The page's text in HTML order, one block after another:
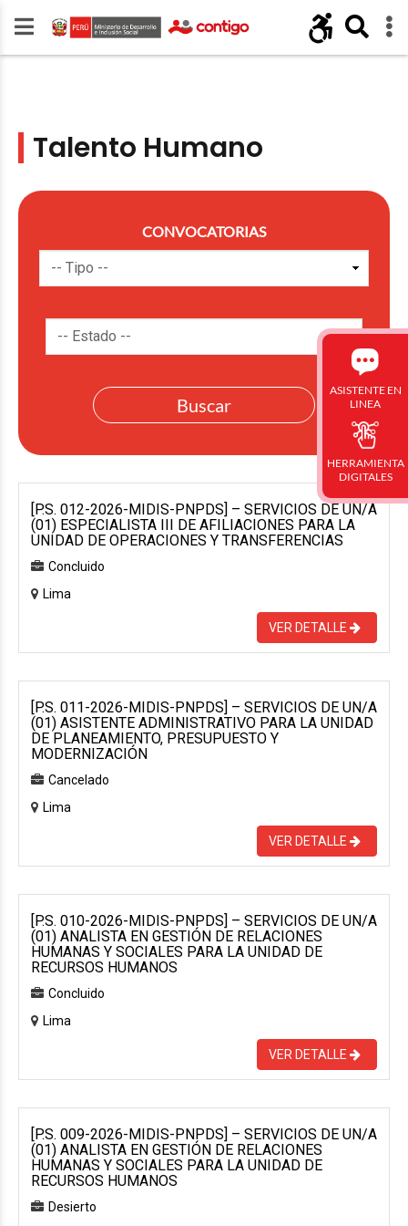
Talento Humano
CONVOCATORIAS
[P.S. 012-2026-MIDIS-PNPDS] – SERVICIOS DE UN/A
(01) ESPECIALISTA III DE AFILIACIONES PARA LA
UNIDAD DE OPERACIONES Y TRANSFERENCIAS
Concluido
Lima
VER DETALLE
[P.S. 011-2026-MIDIS-PNPDS] – SERVICIOS DE UN/A
(01) ASISTENTE ADMINISTRATIVO PARA LA UNIDAD
DE PLANEAMIENTO, PRESUPUESTO Y
MODERNIZACIÓN
Cancelado
Lima
VER DETALLE
[P.S. 010-2026-MIDIS-PNPDS] – SERVICIOS DE UN/A
(01) ANALISTA EN GESTIÓN DE RELACIONES
HUMANAS Y SOCIALES PARA LA UNIDAD DE
RECURSOS HUMANOS
Concluido
Lima
VER DETALLE
[P.S. 009-2026-MIDIS-PNPDS] – SERVICIOS DE UN/A
(01) ANALISTA EN GESTIÓN DE RELACIONES
HUMANAS Y SOCIALES PARA LA UNIDAD DE
RECURSOS HUMANOS
Desierto
ASISTENTE EN
LINEA
HERRAMIENTA
DIGITALES